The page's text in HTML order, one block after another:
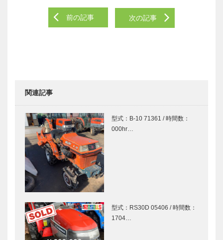
前の記事 次の記事
関連記事
型式：B-10 71361 / 時間数：
000hr…
型式：RS30D 05406 / 時間数：
1704…